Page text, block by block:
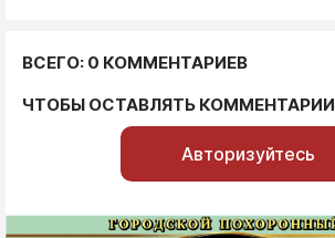
ВСЕГО: 0 КОММЕНТАРИЕВ
ЧТОБЫ ОСТАВЛЯТЬ КОММЕНТАРИИ
Авторизуйтесь